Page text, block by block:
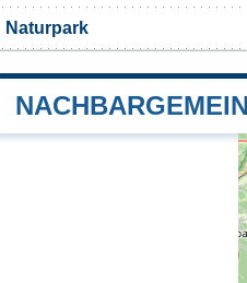
Naturpark